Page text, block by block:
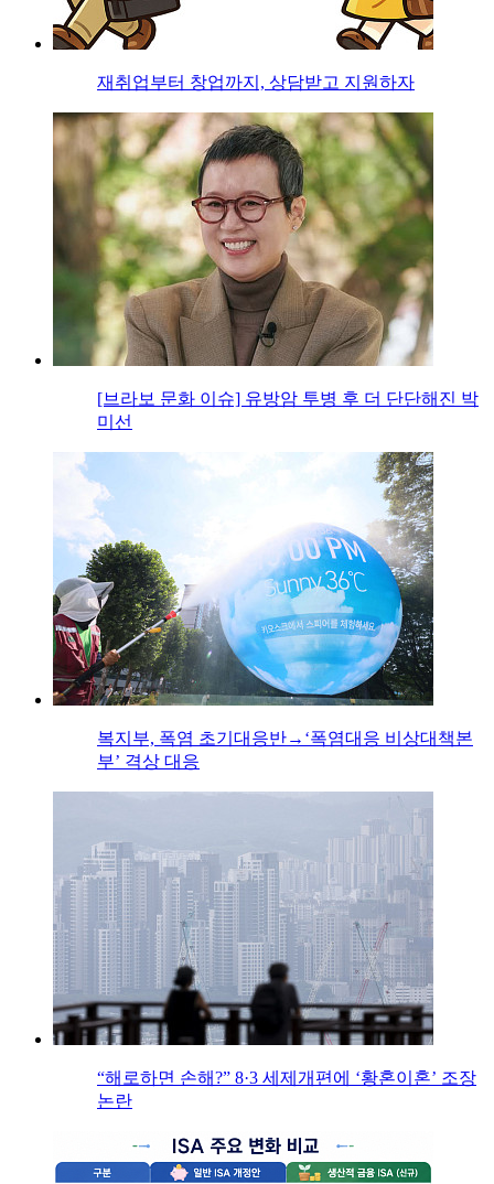
재취업부터 창업까지, 상담받고 지원하자
[브라보 문화 이슈] 유방암 투병 후 더 단단해진 박
미선
복지부, 폭염 초기대응반→‘폭염대응 비상대책본
부’ 격상 대응
“해로하면 손해?” 8·3 세제개편에 ‘황혼이혼’ 조장
논란